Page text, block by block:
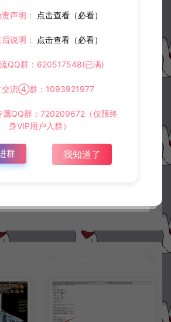
复
冰雪传奇H5提示该区服注册已关闭-解决办法
下一篇：
声明： 点击查看（必看）
说明： 点击查看（必看）
QQ群：620517548(已满)
交流④群：1093921977
属QQ群：720209672（仅限终
身VIP用户入群）
群 我知道了